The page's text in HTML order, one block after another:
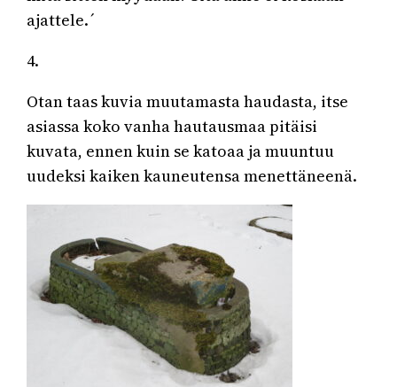
ajattele.´
4.
Otan taas kuvia muutamasta haudasta, itse
asiassa koko vanha hautausmaa pitäisi
kuvata, ennen kuin se katoaa ja muuntuu
uudeksi kaiken kauneutensa menettäneenä.